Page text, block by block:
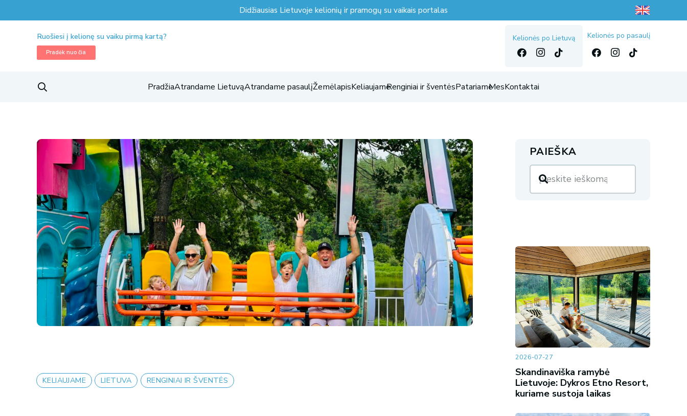
Didžiausias Lietuvoje kelionių ir pramogų su vaikais portalas
Ruošiesi į kelionę su vaiku pirmą kartą?
Pradėk nuo čia
Kelionės po Lietuvą Kelionės po pasaulį
PradžiaAtrandame LietuvąAtrandame pasaulįŽemėlapisKeliaujameRenginiai ir šventėsPatariameMesKontaktai
KELIAUJAME LIETUVA RENGINIAI IR ŠVENTĖS
PAIEŠKA
2026-07-27
Skandinaviška ramybė
Lietuvoje: Dykros Etno Resort,
kuriame sustoja laikas